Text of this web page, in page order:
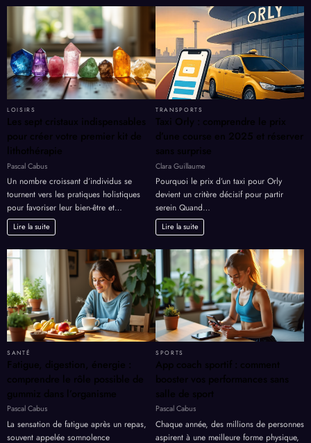
10
activités
pas
manquer
LOISIRS
Les sept cristaux indispensables
pour créer votre premier kit de
lithothérapie
Pascal Cabus
Un nombre croissant d’individus se
tournent vers les pratiques holistiques
pour favoriser leur bien-être et…
Lire la suite
TRANSPORTS
Taxi Orly : comprendre le prix
d’une course en 2025 et réserver
sans surprise
Clara Guillaume
Pourquoi le prix d’un taxi pour Orly
devient un critère décisif pour partir
serein Quand…
Lire la suite
SANTÉ
Fatigue, digestion, énergie :
comprendre le rôle possible de
gummiz dans l’organisme
Pascal Cabus
SPORTS
App coach sportif : comment
booster vos performances sans
salle de sport
Pascal Cabus